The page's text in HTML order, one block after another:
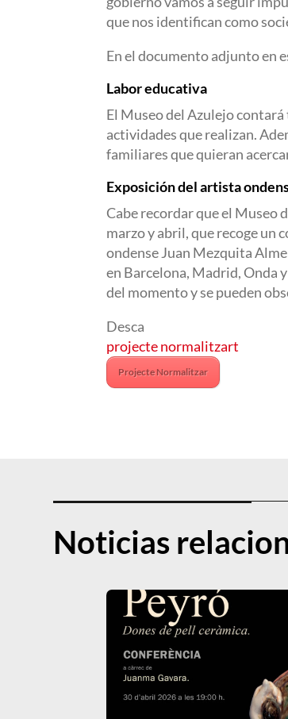
que nos identifican como
En el documento adjunto en
Labor educativa
El Museo del Azulejo
actividades que realizan.
familiares que quieran
Exposición del artista
Cabe recordar que el Museo
marzo y abril, que recoge un
ondense Juan Mezquita
en Barcelona, Madrid, Onda
del momento y se pueden
Desca
projecte normalitzart
Projecte Normalitzar
Noticias